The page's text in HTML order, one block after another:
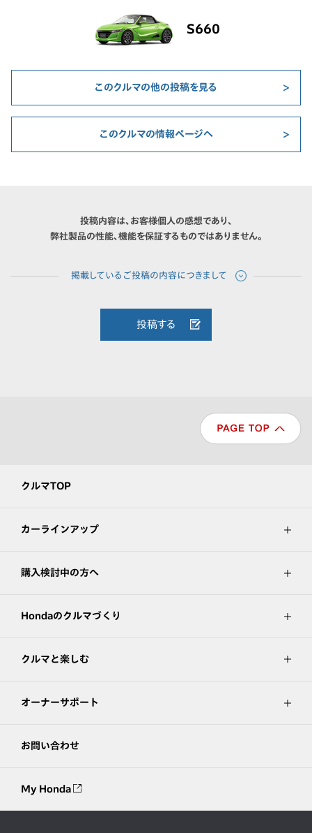
S660
このクルマの他の投稿を見る
このクルマの情報ページへ
投稿内容は、お客様個人の感想であり、
弊社製品の性能、機能を保証するものではありません。
投稿する
クルマTOP
カーラインアップ
購入検討中の方へ
Hondaのクルマづくり
クルマと楽しむ
オーナーサポート
お問い合わせ
My Honda